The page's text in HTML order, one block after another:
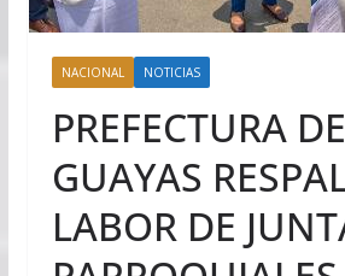
NACIONAL NOTICIAS
PREFECTURA
GUAYAS
LABOR DE